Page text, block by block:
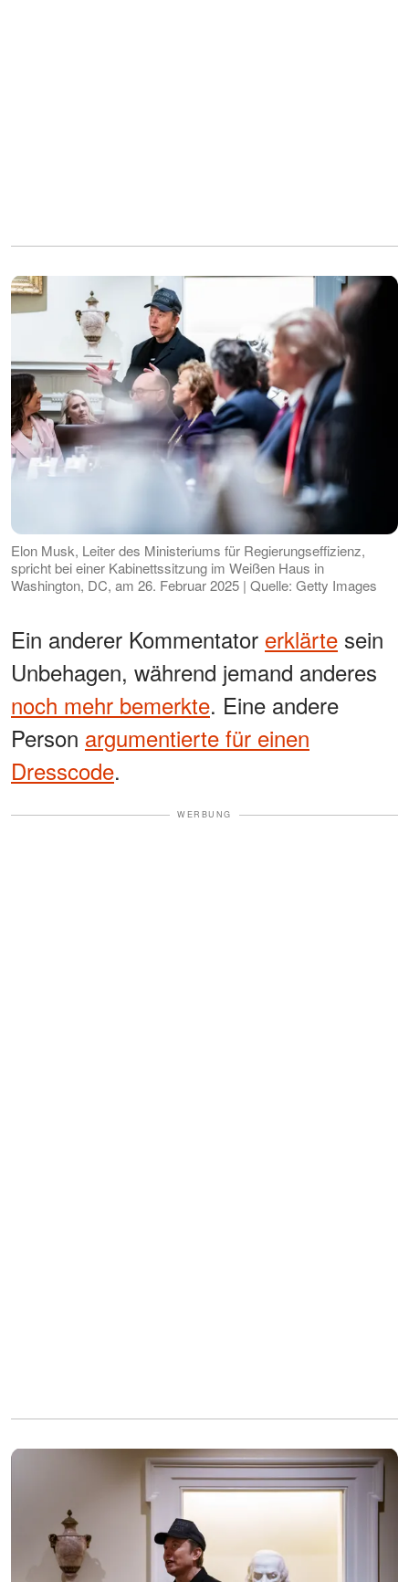
Elon Musk, Leiter des Ministeriums für Regierungseffizienz,
spricht bei einer Kabinettssitzung im Weißen Haus in
Washington, DC, am 26. Februar 2025 | Quelle: Getty Images
Ein anderer Kommentator erklärte sein
Unbehagen, während jemand anderes
noch mehr bemerkte. Eine andere
Person argumentierte für einen
Dresscode.
WERBUNG